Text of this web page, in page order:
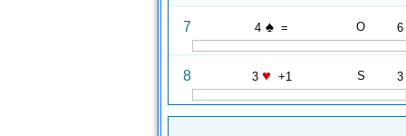
7 4 ♠ = O 6
8 3 ♥ +1 S 3